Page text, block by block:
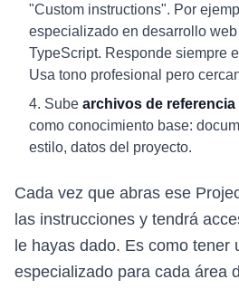
"Custom instructions". Por
especializado en desarrollo
TypeScript. Responde siempre
Usa tono profesional pero
Sube archivos de referencia
como conocimiento base:
estilo, datos del proyecto.
Cada vez que abras ese
las instrucciones y tendrá
le hayas dado. Es como tener
especializado para cada área